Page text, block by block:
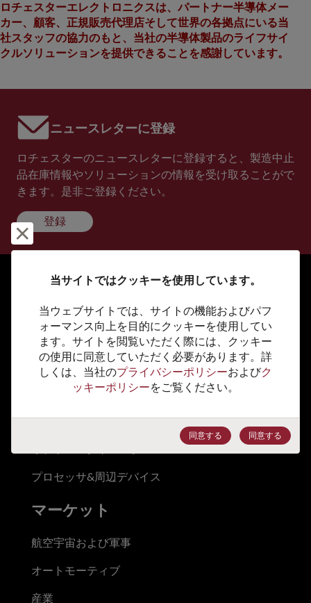
ロチェスターエレクトロニクスは、パートナー半導体メー
カー、顧客、正規販売代理店そして世界の各拠点にいる当
社スタッフの協力のもと、当社の半導体製品のライフサイ
クルソリューションを提供できることを感謝しています。
ニュースレターに登録
ロチェスターのニュースレターに登録すると、製造中止
品在庫情報やソリューションの情報を受け取ることがで
きます。是非ご登録ください。
登録
却下して閉じる
当サイトではクッキーを使用しています。
当ウェブサイトでは、サイトの機能およびパフ
ォーマンス向上を目的にクッキーを使用してい
ます。サイトを閲覧いただく際には、クッキー
の使用に同意していただく必要があります。詳
しくは、当社のプライバシーポリシーおよびク
ッキーポリシーをご覧ください。
同意する 同意する
製品
アナログ＆ミックスド・シグナル
ディスクリート
ロジック
メモリ&ストレージ
プロセッサ&周辺デバイス
マーケット
航空宇宙および軍事
オートモーティブ
産業